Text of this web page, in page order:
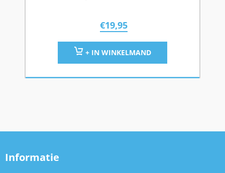
€19,95
+ IN WINKELMAND
Informatie